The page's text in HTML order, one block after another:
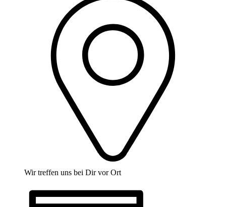
Wir treffen uns bei Dir vor Ort